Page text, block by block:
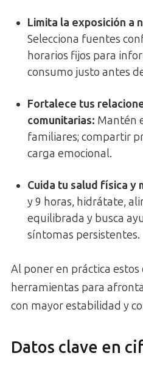
Limita la exposición a
Selecciona fuentes
horarios fijos para
consumo justo antes
Fortalece tus
comunitarias: Mantén
familiares; compartir
carga emocional.
Cuida tu salud física y
y 9 horas, hidrátate,
equilibrada y busca
síntomas persistentes.
Al poner en práctica estos
herramientas para
con mayor estabilidad y
Datos clave en